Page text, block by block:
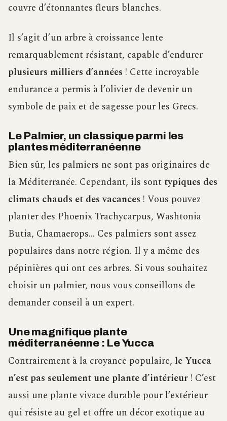
couvre d’étonnantes fleurs blanches.
Il s’agit d’un arbre à croissance lente
remarquablement résistant, capable d’endurer
plusieurs milliers d’années ! Cette incroyable
endurance a permis à l’olivier de devenir un
symbole de paix et de sagesse pour les Grecs.
Le Palmier, un classique parmi les
plantes méditerranéenne
Bien sûr, les palmiers ne sont pas originaires de
la Méditerranée. Cependant, ils sont typiques des
climats chauds et des vacances ! Vous pouvez
planter des Phoenix Trachycarpus, Washtonia
Butia, Chamaerops… Ces palmiers sont assez
populaires dans notre région. Il y a même des
pépinières qui ont ces arbres. Si vous souhaitez
choisir un palmier, nous vous conseillons de
demander conseil à un expert.
Une magnifique plante
méditerranéenne : Le Yucca
Contrairement à la croyance populaire, le Yucca
n’est pas seulement une plante d’intérieur ! C’est
aussi une plante vivace durable pour l’extérieur
qui résiste au gel et offre un décor exotique au